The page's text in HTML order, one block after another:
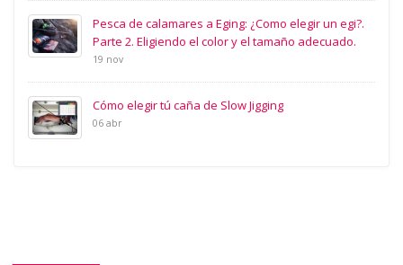
Pesca de calamares a Eging: ¿Como elegir un egi?.
Parte 2. Eligiendo el color y el tamaño adecuado.
19 nov
Cómo elegir tú caña de Slow Jigging
06 abr